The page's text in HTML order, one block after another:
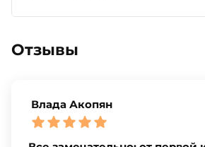
Отзывы
Влада Акопян